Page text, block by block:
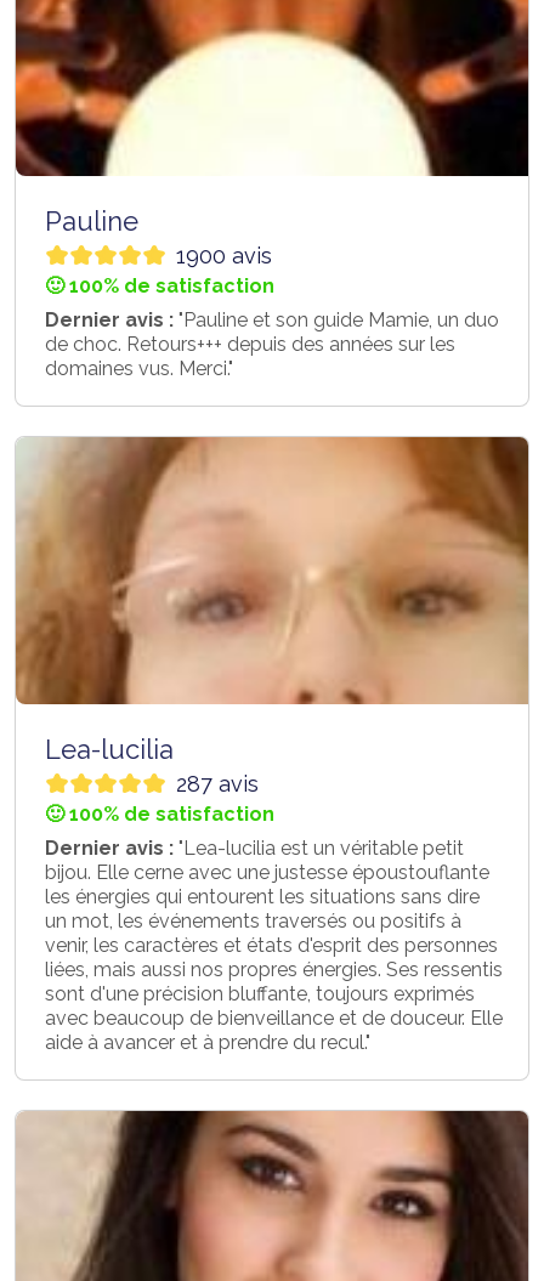
Pauline
1900 avis
🙂 100% de satisfaction
Dernier avis : "Pauline et son guide Mamie, un duo
de choc. Retours+++ depuis des années sur les
domaines vus. Merci."
Lea-lucilia
287 avis
🙂 100% de satisfaction
Dernier avis : "Lea-lucilia est un véritable petit
bijou. Elle cerne avec une justesse époustouflante
les énergies qui entourent les situations sans dire
un mot, les événements traversés ou positifs à
venir, les caractères et états d'esprit des personnes
liées, mais aussi nos propres énergies. Ses ressentis
sont d'une précision bluffante, toujours exprimés
avec beaucoup de bienveillance et de douceur. Elle
aide à avancer et à prendre du recul."